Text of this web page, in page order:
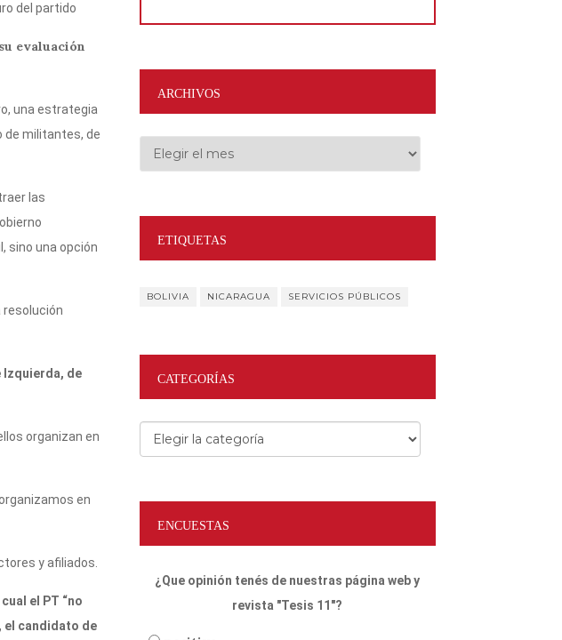
del partido
evaluación
una estrategia
de militantes, de
las
sino una opción
resolución
Izquierda, de
organizan en
en
y afiliados.
el PT “no
el candidato de
ARCHIVOS
Archivos
ETIQUETAS
BOLIVIA NICARAGUA SERVICIOS PÚBLICOS
CATEGORÍAS
Categorías
ENCUESTAS
¿Que opinión tenés de nuestras página web y
revista "Tesis 11"?